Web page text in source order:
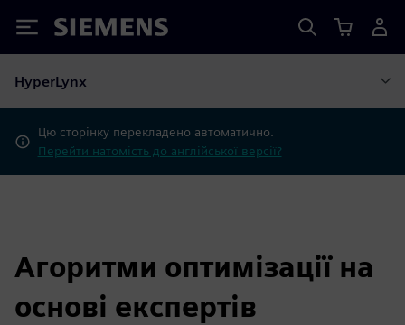
Siemens
HyperLynx
Цю сторінку перекладено автоматично.
Перейти натомість до англійської версії?
Агоритми оптимізації на
основі експертів